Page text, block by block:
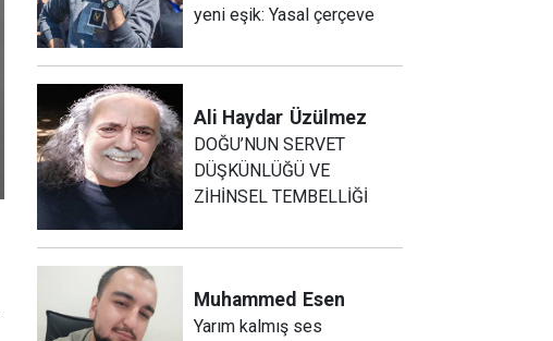
yeni eşik: Yasal çerçeve
Ali Haydar Üzülmez
DOĞU’NUN SERVET
DÜŞKÜNLÜĞÜ VE
ZİHİNSEL TEMBELLİĞİ
Muhammed Esen
Yarım kalmış ses